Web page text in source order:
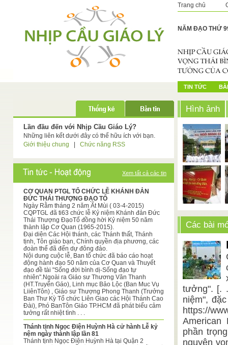
Trang chủ
NĂM ĐẠO THỨ
TIN TỨC
Lần đầu đến với Nhịp Cầu Giáo Lý?
Những liên kết dưới đây có thể hữu ích với bạn.
Giới thiệu chung
Chức năng RSS
Xem tất cả các tin
CƠ QUAN PTGL TỔ CHỨC LỄ KHÁNH ĐẢN
ĐỨC THÁI THƯỢNG ĐẠO TỔ
Ngày Rằm tháng 2 năm Ất Mùi ( 03-4-2015)
CQPTGL đã ti63 chức lễ Kỷ niệm Khánh đản Đức
Thái Thượng ĐạoTổ đồng hời Kỷ niệm 50 năm
thành lập Cơ Quan (1965-2015).
Đại diện Các Hội thánh, các Thánh thất, Thánh
tịnh, Tôn giáo bạn, Chính quyền địa phương, các
đoàn thể đã đến dự đông đảo.
Nội dung cuộc lễ, Ban tổ chức đã báo cáo hoạt
động hành đạo 50 năm của Cơ Quan và Thuyết
đạo đề tài "Sống đời bình dị-Sống đạo tự
nhiên".Ngoài ra Giáo sư Thương Văn Thanh
(HT.Truyển Gáo), Linh mục Bảo Lộc (Ban Muc Vụ
LiiênTôn) , Giáo sư Thượng Phong Thanh (Trưởng
Ban Thư Kỳ Tổ chức Liên Giao các Hội Thánh Cao
Đài), Phó BanTôn Giáo TP.HCM đã phát biểu cảm
tưởng rất nhiệt tình . . .
Thánh tịnh Ngọc Điện Huỳnh Hà cử hành Lễ kỷ
nệm ngày thành lập lần 81
Thánh tịnh Ngọc Điện Huỳnh Hà tại Quận 2
Hình ảnh
Các bài
tưởng". [.
niệm",
https://
American
phần
nguyện